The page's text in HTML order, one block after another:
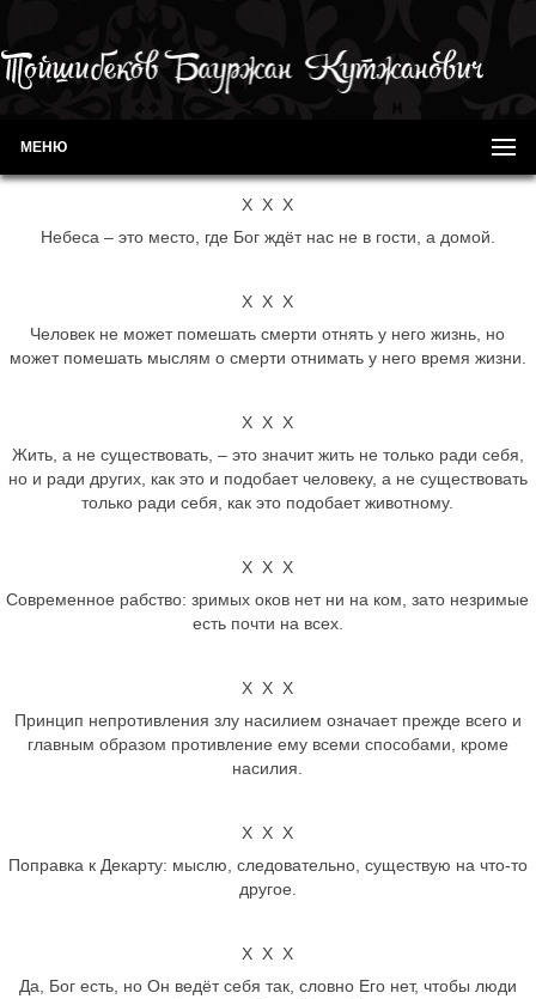
МЕНЮ
Х Х Х
Небеса – это место, где Бог ждёт нас не в гости, а домой.
Х Х Х
Человек не может помешать смерти отнять у него жизнь, но
может помешать мыслям о смерти отнимать у него время жизни.
Х Х Х
Жить, а не существовать, – это значит жить не только ради себя,
но и ради других, как это и подобает человеку, а не существовать
только ради себя, как это подобает животному.
Х Х Х
Современное рабство: зримых оков нет ни на ком, зато незримые
есть почти на всех.
Х Х Х
Принцип непротивления злу насилием означает прежде всего и
главным образом противление ему всеми способами, кроме
насилия.
Х Х Х
Поправка к Декарту: мыслю, следовательно, существую на что-то
другое.
Х Х Х
Да, Бог есть, но Он ведёт себя так, словно Его нет, чтобы люди